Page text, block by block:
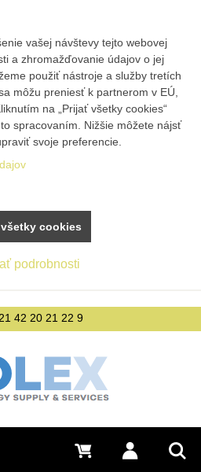
Prihlásiť sa
0 €
info@bolex.sk
vašej návštevy tejto webovej
a zhromažďovanie údajov o jej
použiť nástroje a služby tretích
môžu preniesť k partnerom v EÚ,
na „Prijať všetky cookies“
spracovaním. Nižšie môžete nájsť
svoje preferencie.
podrobnosti
cookies